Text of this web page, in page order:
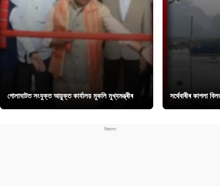
গোলাঘাটত সংযুক্ত আয়ুক্ত কাৰ্যালয় মুকলি মুখ্যমন্ত্ৰীৰ সৰ্থেবাৰীৰ কাপলা